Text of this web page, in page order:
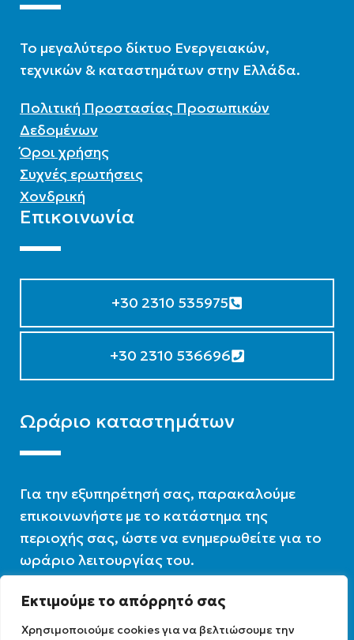
Εκτιμούμε το απόρρητό σας
Χρησιμοποιούμε cookies για να βελτιώσουμε την
ΛΊΤΡΑ
ΣΥΛΛΈΚΤΗΣ ΣΥΛΛΈΚΤΗΣ
To μεγαλύτερο δίκτυο Ενεργειακών,
τεχνικών & καταστημάτων στην Ελλάδα.
Πολιτική Προστασίας Προσωπικών
Δεδομένων
Όροι χρήσης
Συχνές ερωτήσεις
Χονδρική
Επικοινωνία
+30 2310 535975
+30 2310 536696
Ωράριο καταστημάτων
Για την εξυπηρέτησή σας, παρακαλούμε
επικοινωνήστε με το κατάστημα της
περιοχής σας, ώστε να ενημερωθείτε για το
ωράριο λειτουργίας του.
Ωράριο λειτουργίας : 07:30 – 16:00